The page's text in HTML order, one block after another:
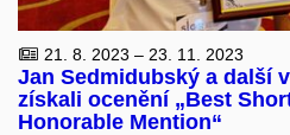
21. 8. 2023 – 23. 11. 2023
Jan Sedmidubský a další
získali ocenění „Best
Honorable Mention“